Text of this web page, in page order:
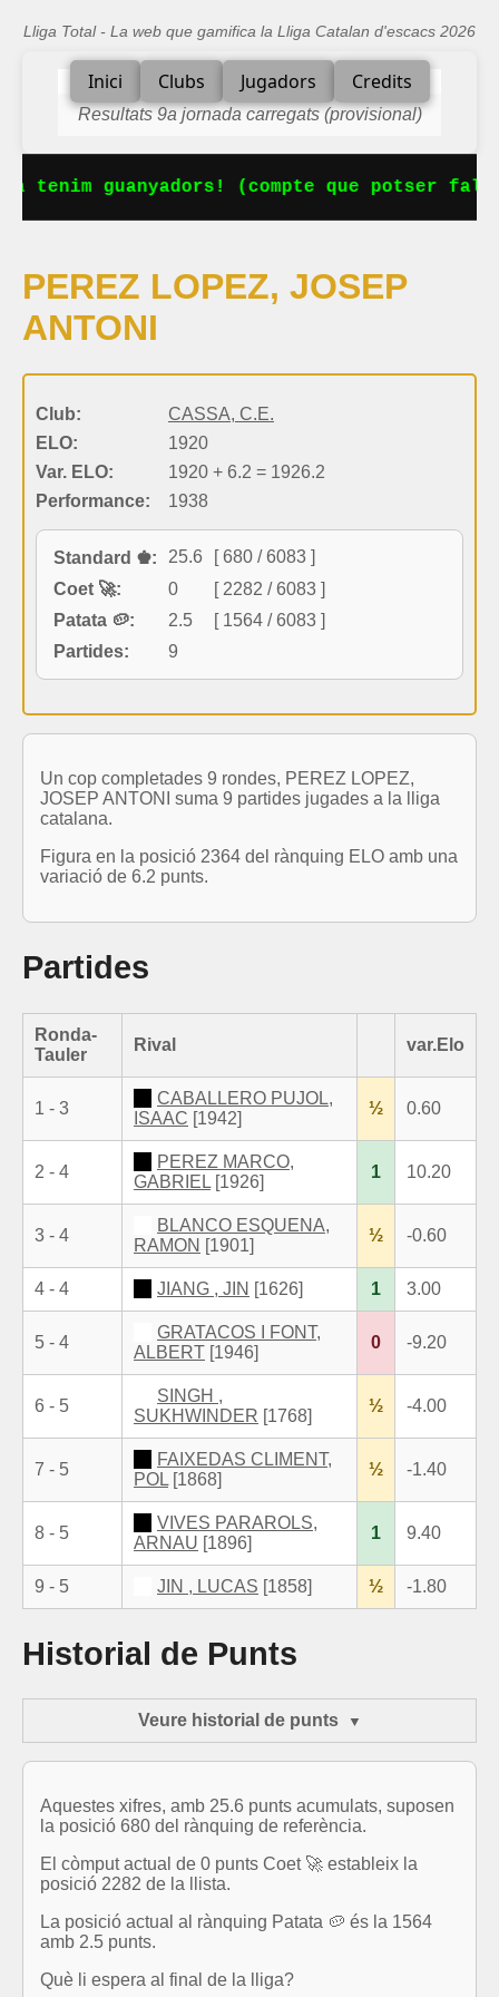
Lliga Total - La web que gamifica la Lliga Catalan d'escacs 2026
Inici Clubs Jugadors Credits
Resultats 9a jornada carregats (provisional)
tenim guanyadors! (compte que potser
PEREZ LOPEZ, JOSEP
ANTONI
Club:
CASSA, C.E.
ELO:
1920
Var. ELO:
1920 + 6.2 = 1926.2
Performance:
1938
Standard ♚: 25.6
[ 680 / 6083 ]
Coet 🚀:
0
[ 2282 / 6083 ]
Patata 🥔:
2.5
[ 1564 / 6083 ]
Partides:
9
Un cop completades 9 rondes, PEREZ LOPEZ,
JOSEP ANTONI suma 9 partides jugades a la lliga
catalana.
Figura en la posició 2364 del rànquing ELO amb una
variació de 6.2 punts.
Partides
Ronda-
Tauler
Rival var.Elo
1 - 3
CABALLERO PUJOL,
ISAAC [1942]
½ 0.60
2 - 4
PEREZ MARCO,
GABRIEL [1926]
1 10.20
3 - 4
BLANCO ESQUENA,
RAMON [1901]
½ -0.60
4 - 4 JIANG , JIN [1626] 1 3.00
5 - 4
GRATACOS I FONT,
ALBERT [1946]
0 -9.20
6 - 5
SINGH ,
SUKHWINDER [1768]
½ -4.00
7 - 5
FAIXEDAS CLIMENT,
POL [1868]
½ -1.40
8 - 5
VIVES PARAROLS,
ARNAU [1896]
1 9.40
9 - 5 JIN , LUCAS [1858] ½ -1.80
Historial de Punts
Veure historial de punts
Aquestes xifres, amb 25.6 punts acumulats, suposen
la posició 680 del rànquing de referència.
El còmput actual de 0 punts Coet 🚀 estableix la
posició 2282 de la llista.
La posició actual al rànquing Patata 🥔 és la 1564
amb 2.5 punts.
Què li espera al final de la lliga?